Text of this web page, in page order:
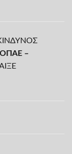
–